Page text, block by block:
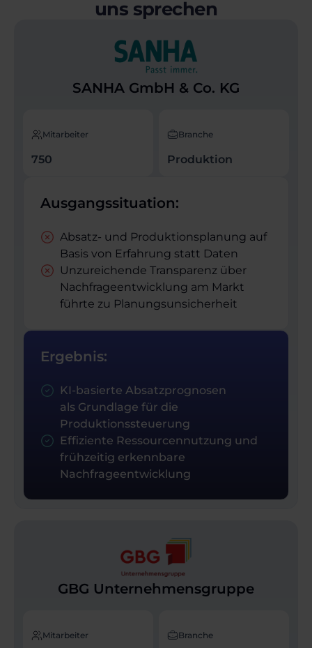
uns sprechen
SANHA GmbH & Co. KG
Mitarbeiter
750
Branche
Produktion
Ausgangssituation:
Absatz- und Produktions­planung auf
Basis von Erfahrung statt Daten
Unzureichende Transparenz über
Nachfrageentwicklung am Markt
führte zu Planungs­unsicherheit
Ergebnis:
KI-basierte Absatzprognosen
als Grundlage für die
Produktionssteuerung
Effiziente Ressourcennutzung und
frühzeitig erkennbare
Nachfrageentwicklung
GBG Unternehmensgruppe
Mitarbeiter Branche